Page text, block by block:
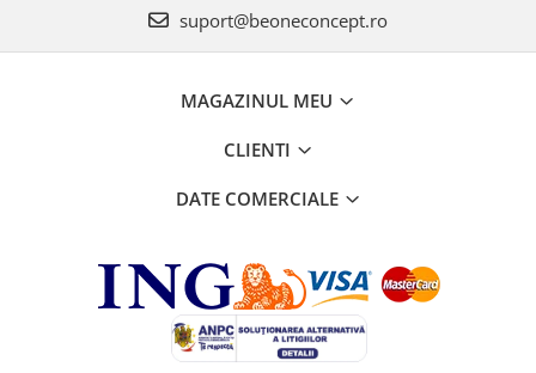
suport@beoneconcept.ro
MAGAZINUL MEU
CLIENTI
DATE COMERCIALE